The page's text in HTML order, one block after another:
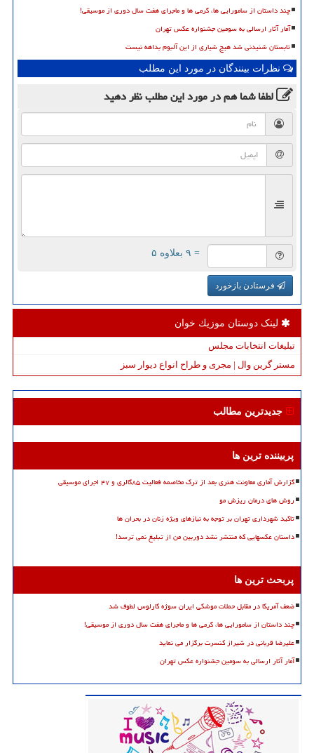
چند داستان از سامورایی ها، گرمی ها و ماجرای هفت سال دوری از موسیقی!
آمار آثار ارسالی به سومین جشنواره عکس تهران
تابستان شنیدنی شد هیچ شیاری از این آلبوم بداهه نیست
نظرات بینندگان در مورد این مطلب
لطفا شما همدر مورد این مطلبنظر دهید
= ۹ بعلاوه ۵
فرستادن بازخورد
لینک دوستان موزیك خوان
تبلیغات انتخابات مجلس
مستر گرین وال | مجری و طراح انواع دیوار سبز
جدیدترین مطالب
پربیننده ترین ها
گزارش آماری معاونت هنری بعد از ترک مخاصمه فعالیت ۸۵گالری و ۴۷ اجرای موسیقی
روش های درمان ریزش مو
تاکید شهرداری تهران بر توجه به نیازهای ویژه زنان در بحران ها
داستان عکسهایی که منتشر نشد دوربین من از تبلیغ نمی ترسد!
پربحث ترین ها
ضعف آمریکا در مقابل حملات موشکی ایران سوژه کارلوس لطوف شد
چند داستان از سامورایی ها، گرمی ها و ماجرای هفت سال دوری از موسیقی!
علیرضا قربانی در شیراز کنسرت برگزار می نماید
آمار آثار ارسالی به سومین جشنواره عکس تهران